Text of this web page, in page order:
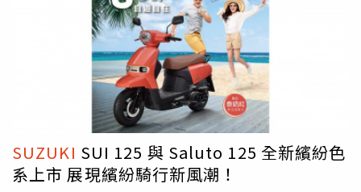
SUZUKI SUI 125 與 Saluto 125 全新繽紛色
系上市 展現繽紛騎行新風潮！